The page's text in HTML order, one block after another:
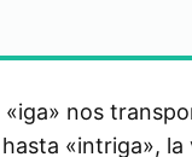
«iga» nos
«intriga»,